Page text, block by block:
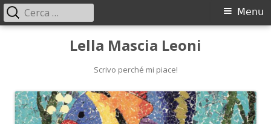
Lella Mascia Leoni
Scrivo perché mi piace!
Menu
principale
Menu
Ricerca
per: